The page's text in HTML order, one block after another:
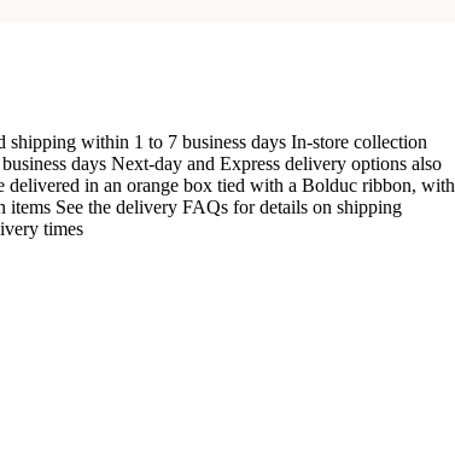
shipping within 1 to 7 business days In-store collection
days Next-day and Express delivery options also
delivered in an orange box tied with a Bolduc ribbon, with
items See the delivery FAQs for details on shipping
times